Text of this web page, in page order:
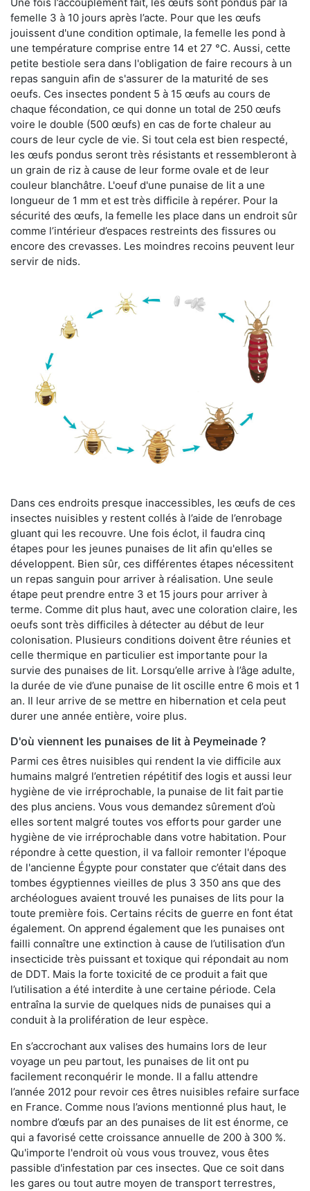
femelle 3 à 10 jours après l’acte. Pour que les œufs
jouissent d'une condition optimale, la femelle les pond à
une température comprise entre 14 et 27 °C. Aussi, cette
petite bestiole sera dans l'obligation de faire recours à un
repas sanguin afin de s'assurer de la maturité de ses
oeufs. Ces insectes pondent 5 à 15 œufs au cours de
chaque fécondation, ce qui donne un total de 250 œufs
voire le double (500 œufs) en cas de forte chaleur au
cours de leur cycle de vie. Si tout cela est bien respecté,
les œufs pondus seront très résistants et ressembleront à
un grain de riz à cause de leur forme ovale et de leur
couleur blanchâtre. L'oeuf d'une punaise de lit a une
longueur de 1 mm et est très difficile à repérer. Pour la
sécurité des œufs, la femelle les place dans un endroit sûr
comme l’intérieur d’espaces restreints des fissures ou
encore des crevasses. Les moindres recoins peuvent leur
servir de nids.
Dans ces endroits presque inaccessibles, les œufs de ces
insectes nuisibles y restent collés à l’aide de l’enrobage
gluant qui les recouvre. Une fois éclot, il faudra cinq
étapes pour les jeunes punaises de lit afin qu'elles se
développent. Bien sûr, ces différentes étapes nécessitent
un repas sanguin pour arriver à réalisation. Une seule
étape peut prendre entre 3 et 15 jours pour arriver à
terme. Comme dit plus haut, avec une coloration claire, les
oeufs sont très difficiles à détecter au début de leur
colonisation. Plusieurs conditions doivent être réunies et
celle thermique en particulier est importante pour la
survie des punaises de lit. Lorsqu’elle arrive à l’âge adulte,
la durée de vie d’une punaise de lit oscille entre 6 mois et 1
an. Il leur arrive de se mettre en hibernation et cela peut
durer une année entière, voire plus.
D'où viennent les punaises de lit à Peymeinade ?
Parmi ces êtres nuisibles qui rendent la vie difficile aux
humains malgré l’entretien répétitif des logis et aussi leur
hygiène de vie irréprochable, la punaise de lit fait partie
des plus anciens. Vous vous demandez sûrement d’où
elles sortent malgré toutes vos efforts pour garder une
hygiène de vie irréprochable dans votre habitation. Pour
répondre à cette question, il va falloir remonter l'époque
de l'ancienne Égypte pour constater que c’était dans des
tombes égyptiennes vieilles de plus 3 350 ans que des
archéologues avaient trouvé les punaises de lits pour la
toute première fois. Certains récits de guerre en font état
également. On apprend également que les punaises ont
failli connaître une extinction à cause de l’utilisation d’un
insecticide très puissant et toxique qui répondait au nom
de DDT. Mais la forte toxicité de ce produit a fait que
l’utilisation a été interdite à une certaine période. Cela
entraîna la survie de quelques nids de punaises qui a
conduit à la prolifération de leur espèce.
En s’accrochant aux valises des humains lors de leur
voyage un peu partout, les punaises de lit ont pu
facilement reconquérir le monde. Il a fallu attendre
l’année 2012 pour revoir ces êtres nuisibles refaire surface
en France. Comme nous l’avions mentionné plus haut, le
nombre d’œufs par an des punaises de lit est énorme, ce
qui a favorisé cette croissance annuelle de 200 à 300 %.
Qu'importe l'endroit où vous vous trouvez, vous êtes
passible d'infestation par ces insectes. Que ce soit dans
les gares ou tout autre moyen de transport terrestres,